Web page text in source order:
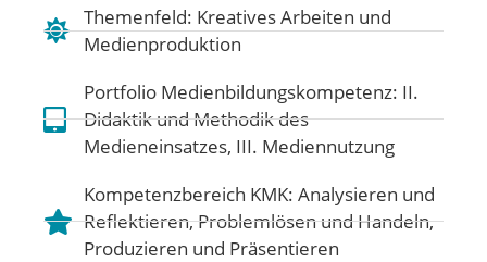
Themenfeld: Kreatives Arbeiten und
Medienproduktion
Portfolio Medienbildungskompetenz: II.
Didaktik und Methodik des
Medieneinsatzes, III. Mediennutzung
Kompetenzbereich KMK: Analysieren und
Reflektieren,Problemlösen und Handeln,
Produzieren und Präsentieren